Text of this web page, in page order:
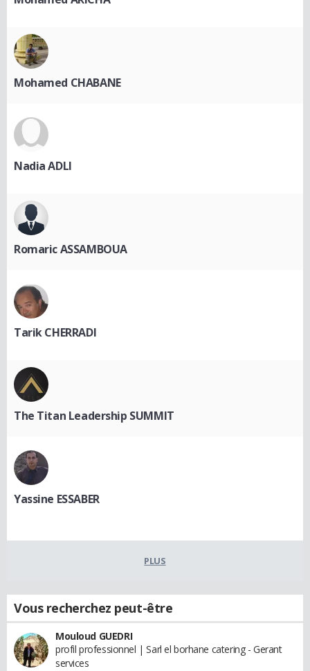
Mohamed CHABANE
Nadia ADLI
Romaric ASSAMBOUA
Tarik CHERRADI
The Titan Leadership SUMMIT
Yassine ESSABER
PLUS
Vous recherchez peut-être
Mouloud GUEDRI
profil professionnel | Sarl el borhane catering - Gerant
services